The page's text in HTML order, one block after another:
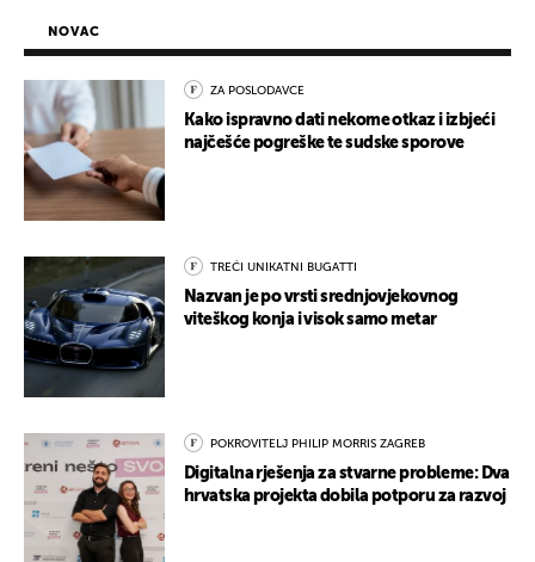
NOVAC
ZA POSLODAVCE
Kako ispravno dati nekome otkaz i izbjeći
najčešće pogreške te sudske sporove
TREĆI UNIKATNI BUGATTI
Nazvan je po vrsti srednjovjekovnog
viteškog konja i visok samo metar
POKROVITELJ PHILIP MORRIS ZAGREB
Digitalna rješenja za stvarne probleme: Dva
hrvatska projekta dobila potporu za razvoj